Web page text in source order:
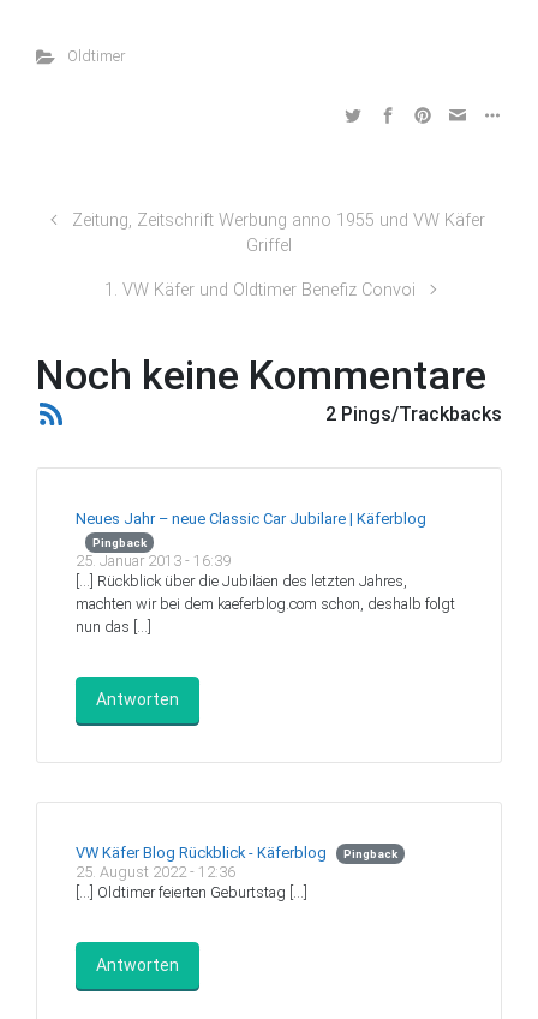
Oldtimer
Zeitung, Zeitschrift Werbung anno 1955 und VW Käfer
Griffel
1. VW Käfer und Oldtimer Benefiz Convoi
Noch keine Kommentare
2 Pings/Trackbacks
Neues Jahr – neue Classic Car Jubilare | Käferblog
Pingback
25. Januar 2013 - 16:39
[…] Rückblick über die Jubiläen des letzten Jahres,
machten wir bei dem kaeferblog.com schon, deshalb folgt
nun das […]
Antworten
VW Käfer Blog Rückblick - Käferblog Pingback
25. August 2022 - 12:36
[…] Oldtimer feierten Geburtstag […]
Antworten